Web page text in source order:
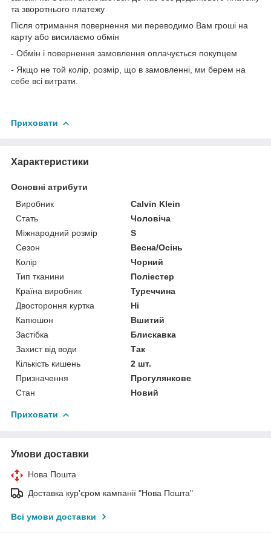
та зворотнього платежу
Після отримання повернення ми переводимо Вам гроші на
карту або висилаємо обмін
- Обмін і повернення замовлення оплачується покупцем
- Якщо не той колір, розмір, що в замовленні, ми берем на
себе всі витрати.
Приховати
Характеристики
Основні атрибути
Виробник
Calvin Klein
Стать
Чоловіча
Міжнародний розмір
S
Сезон
Весна/Осінь
Колір
Чорний
Тип тканини
Поліестер
Країна виробник
Туреччина
Двостороння куртка
Ні
Капюшон
Вшитий
Застібка
Блискавка
Захист від води
Так
Кількість кишень
2 шт.
Призначення
Прогулянкове
Стан
Новий
Приховати
Умови доставки
Нова Пошта
Доставка кур'єром кампанії "Нова Пошта"
Всі умови доставки